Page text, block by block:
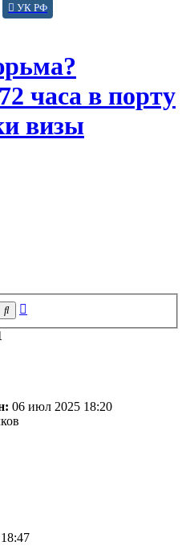
УК РФ
часа в порту
визы
Поиск
06 июл 2025 18:20